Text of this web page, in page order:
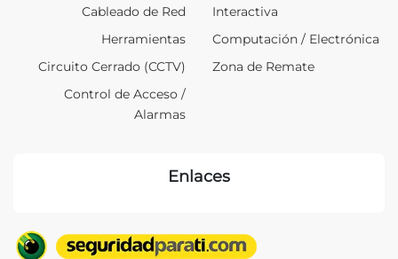
Cableado de Red
Herramientas
Circuito Cerrado (CCTV)
Control de Acceso /
Alarmas
Interactiva
Computación / Electrónica
Zona de Remate
Enlaces